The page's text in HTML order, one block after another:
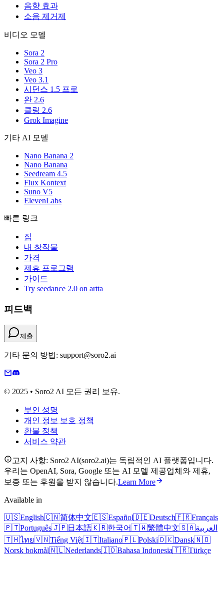
음향 효과
소음 제거제
비디오 모델
Sora 2
Sora 2 Pro
Veo 3
Veo 3.1
시던스 1.5 프로
완 2.6
클링 2.6
Grok Imagine
기타 AI 모델
Nano Banana 2
Nano Banana
Seedream 4.5
Flux Kontext
Suno V5
ElevenLabs
빠른 링크
집
내 창작물
가격
제휴 프로그램
가이드
Try seedance 2.0 on artta
피드백
제출
기타 문의 방법: support@soro2.ai
© 2025 • Soro2 AI 모든 권리 보유.
부인 성명
개인 정보 보호 정책
환불 정책
서비스 약관
고지 사항: Soro2 AI(soro2.ai)는 독립적인 AI 플랫폼입니다.
우리는 OpenAI, Sora, Google 또는 AI 모델 제공업체와 제휴,
보증 또는 후원을 받지 않습니다.Learn More
Available in
🇺🇸English🇨🇳简体中文🇪🇸Español🇩🇪Deutsch🇫🇷Français
🇵🇹Português🇯🇵日本語🇰🇷한국어🇹🇼繁體中文🇸🇦العربية
🇹🇭ไทย🇻🇳Tiếng Việt🇮🇹Italiano🇵🇱Polski🇩🇰Dansk🇳🇴
Norsk bokmål🇳🇱Nederlands🇮🇩Bahasa Indonesia🇹🇷Türkçe